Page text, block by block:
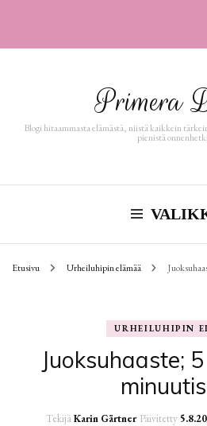
Primera
Blogi hitaammasta elämästä, niistä kaikkein
pienistä
Etusivu Urheiluhipin elämää
URHEILUHIPIN
Juoksuhaaste;
TekijäKarin Gärtner Päivitetty